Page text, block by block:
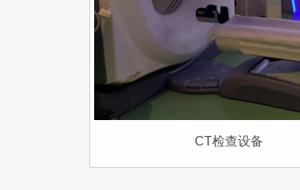
CT检查设备